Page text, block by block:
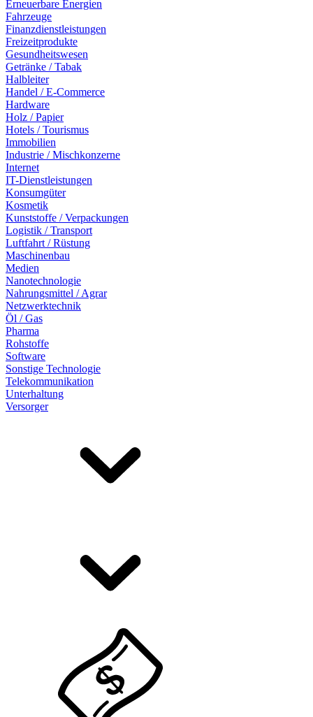
Erneuerbare Energien
Fahrzeuge
Finanzdienstleistungen
Freizeitprodukte
Gesundheitswesen
Getränke / Tabak
Halbleiter
Handel / E-Commerce
Hardware
Holz / Papier
Hotels / Tourismus
Immobilien
Industrie / Mischkonzerne
Internet
IT-Dienstleistungen
Konsumgüter
Kosmetik
Kunststoffe / Verpackungen
Logistik / Transport
Luftfahrt / Rüstung
Maschinenbau
Medien
Nanotechnologie
Nahrungsmittel / Agrar
Netzwerktechnik
Öl / Gas
Pharma
Rohstoffe
Software
Sonstige Technologie
Telekommunikation
Unterhaltung
Versorger